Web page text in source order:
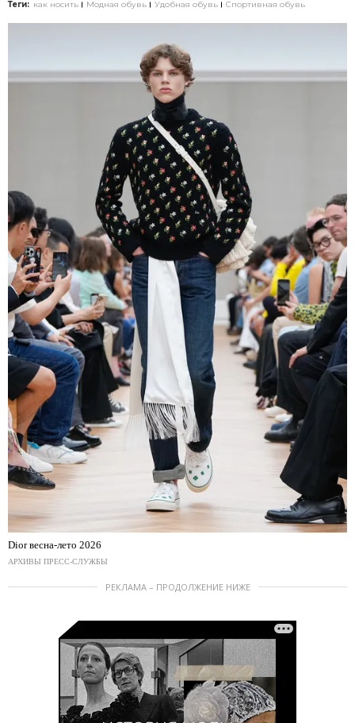
Теги: как носить Модная обувь Удобная обувь Спортивная обувь
Dior весна-лето 2026
АРХИВЫ ПРЕСС-СЛУЖБЫ
РЕКЛАМА – ПРОДОЛЖЕНИЕ НИЖЕ